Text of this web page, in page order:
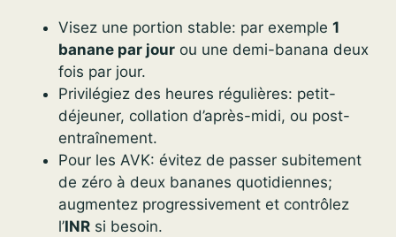
Visez une portion stable: par exemple 1
banane par jour ou une demi-banana deux
fois par jour.
Privilégiez des heures régulières: petit-
déjeuner, collation d’après-midi, ou post-
entraînement.
Pour les AVK: évitez de passer subitement
de zéro à deux bananes quotidiennes;
augmentez progressivement et contrôlez
l’INR si besoin.